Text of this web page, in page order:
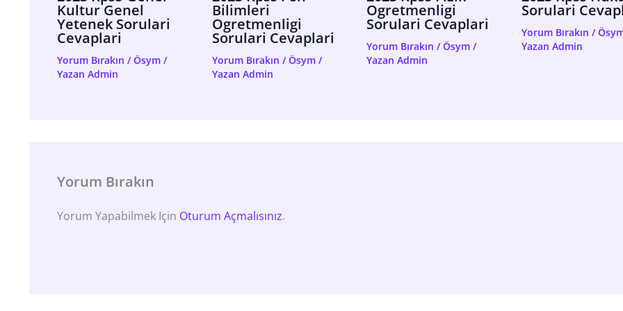
Kultur Genel
Yetenek Sorulari
Cevaplari
Yorum Bırakın /Ösym /
Yazan Admin
Bilimleri
Ogretmenligi
Sorulari Cevaplari
Yorum Bırakın /Ösym/
Yazan Admin
Ogretmenligi
Sorulari Cevaplari
Yorum Bırakın /Ösym /
Yazan Admin
Sorulari
Yorum Bırakın /
Yazan Admin
Yorum Bırakın
Yorum Yapabilmek Için Oturum Açmalısınız.